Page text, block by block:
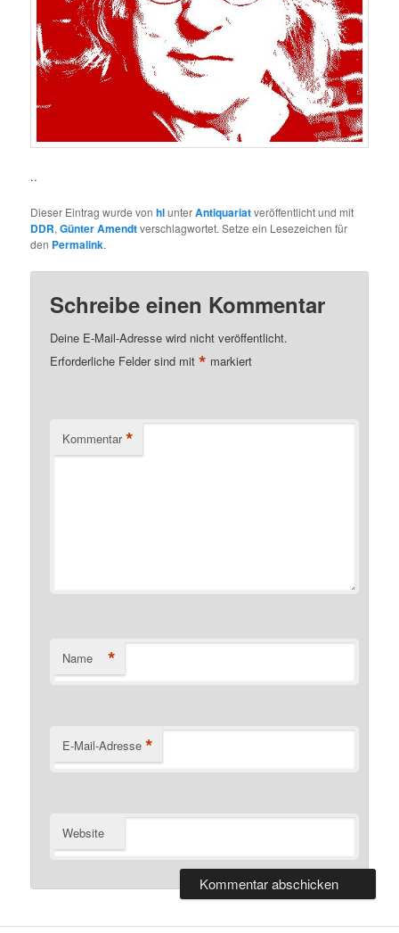
..
Dieser Eintrag wurde vonhlunterAntiquariatveröffentlicht und mit
DDR,Günter Amendtverschlagwortet. Setze ein Lesezeichen für
den Permalink.
Schreibe einen Kommentar
Deine E-Mail-Adresse wird nicht veröffentlicht.
Erforderliche Felder sind mit* markiert
Kommentar *
Name *
E-Mail-Adresse *
Website